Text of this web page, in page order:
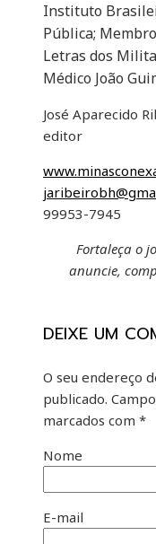
Instituto
Pública;
Letras dos
Médico João
José Aparecido
editor
99953-7945
Fortaleça o
anuncie,
DEIXE UM
O seu endereço
publicado.
marcados com *
Nome
E-mail